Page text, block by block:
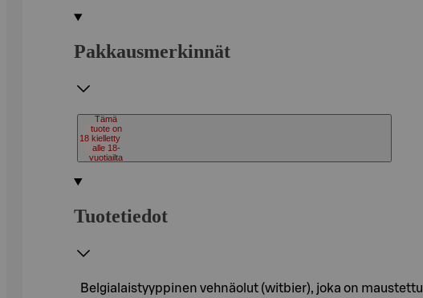
Pakkausmerkinnät
18
Tämä
tuote on
kielletty
alle 18-
vuotiailta
Tuotetiedot
Belgialaistyyppinen vehnäolut (witbier), joka on